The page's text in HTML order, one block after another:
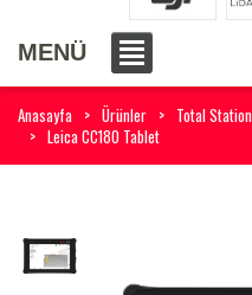
MENÜ
Anasayfa Ürünler Total Station
Leica CC180 Tablet